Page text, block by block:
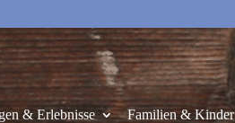
& Erlebnisse Familien & Kinder